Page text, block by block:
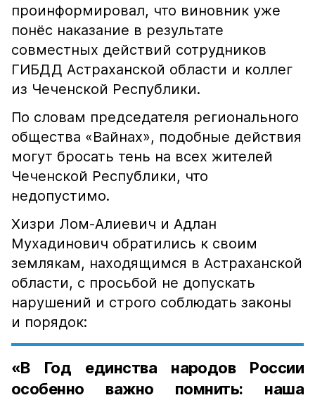
проинформировал, что виновник уже
понёс наказание в результате
совместных действий сотрудников
ГИБДД Астраханской области и коллег
из Чеченской Республики.
По словам председателя регионального
общества «Вайнах», подобные действия
могут бросать тень на всех жителей
Чеченской Республики, что
недопустимо.
Хизри Лом-Алиевич и Адлан
Мухадинович обратились к своим
землякам, находящимся в Астраханской
области, с просьбой не допускать
нарушений и строго соблюдать законы
и порядок:
«В Год единства народов России
особенно важно помнить: наша